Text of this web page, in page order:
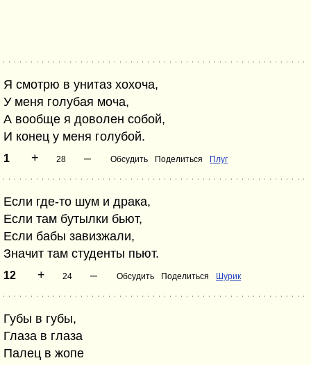
Я смотрю в унитаз хохоча,
У меня голубая моча,
А вообще я доволен собой,
И конец у меня голубой.
1 + 28 – Обсудить Поделиться Плуг
Если где-то шум и драка,
Если там бутылки бьют,
Если бабы завизжали,
Значит там студенты пьют.
12 + 24 – Обсудить Поделиться Шурик
Губы в губы,
Глаза в глаза
Палец в жопе